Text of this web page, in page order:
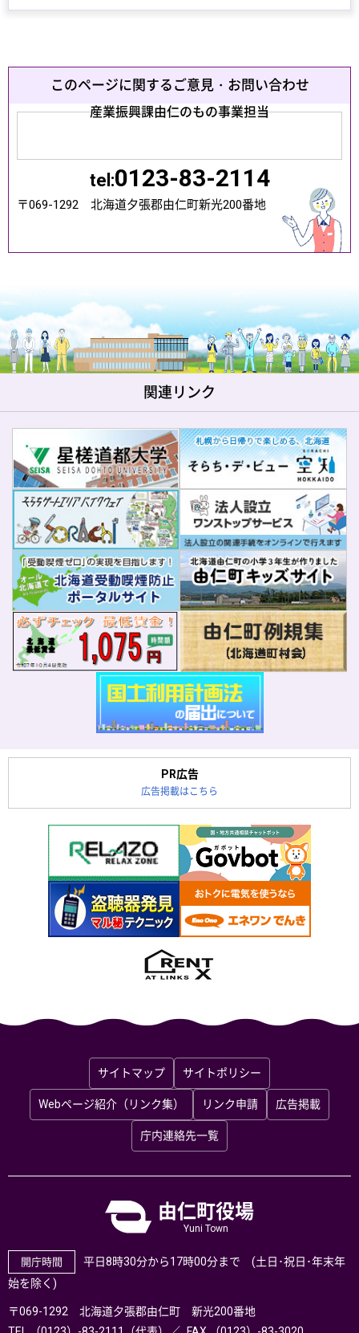
このページに関するご意見・お問い合わせ
産業振興課由仁のもの事業担当
tel:0123-83-2114
〒069-1292 北海道夕張郡由仁町新光200番地
関連リンク
PR広告
広告掲載はこちら
サイトマップ サイトポリシー
Webページ紹介（リンク集） リンク申請 広告掲載
庁内連絡先一覧
由仁町役場
Yuni Town
開庁時間
平日8時30分から17時00分まで (土日･祝日･年末年
始を除く)
〒069-1292 北海道夕張郡由仁町 新光200番地